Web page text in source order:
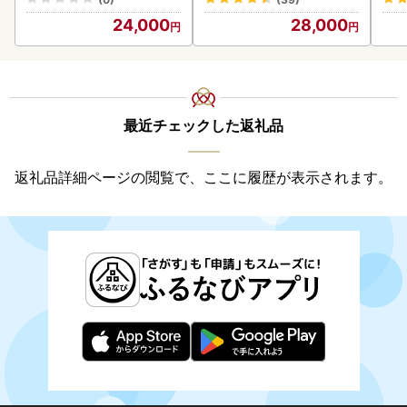
24,000
海の幸 魚介類 ウニ丼 お寿
司 濃厚 無添加 産地直送 お
取り寄せ 山村水産 送料無
28,000
最近チェックした返礼品
返礼品詳細ページの閲覧で、ここに履歴が表示されます。